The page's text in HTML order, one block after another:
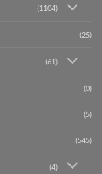
(1104)
(25)
(61)
(0)
(5)
(545)
(4)